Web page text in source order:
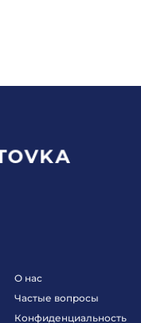
О нас
Частые вопросы
Конфиденциальность